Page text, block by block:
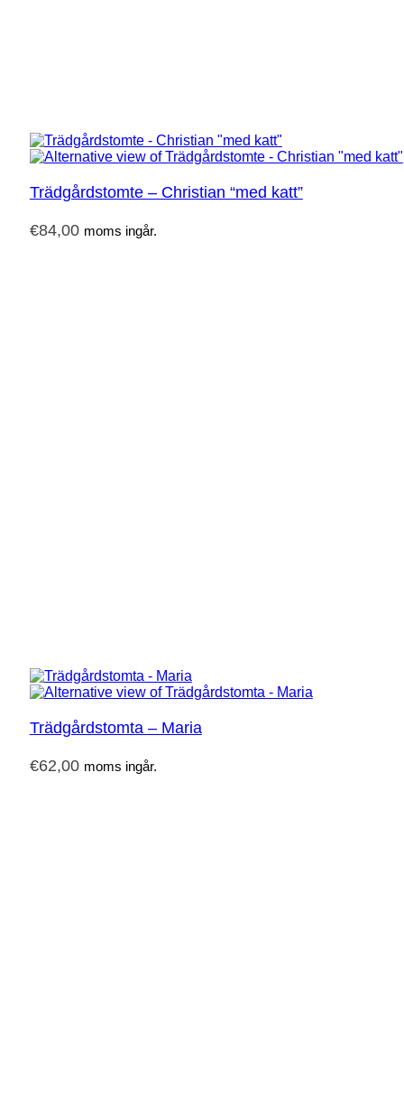
Trädgårdstomte – Christian “med katt”
€84,00 moms ingår.
Trädgårdstomta – Maria
€62,00 moms ingår.